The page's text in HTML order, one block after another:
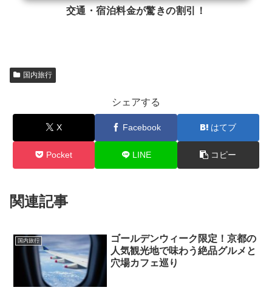
交通・宿泊料金が驚きの割引！
国内旅行
シェアする
X Facebook はてブ
Pocket LINE コピー
関連記事
国内旅行
ゴールデンウィーク限定！京都の
人気観光地で味わう絶品グルメと
穴場カフェ巡り